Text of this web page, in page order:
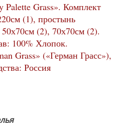
Palette Grass». Комплект
(1), простынь
(2), 70х70см (2).
100% Хлопок.
Grass» («Герман Грасс»),
Россия